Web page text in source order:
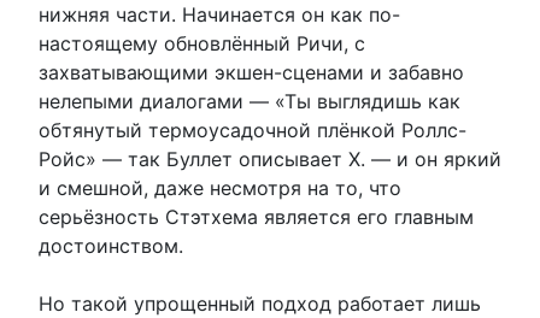
нижняя части. Начинается он как по-
настоящему обновлённый Ричи, с
захватывающими экшен-сценами и забавно
нелепыми диалогами — «Ты выглядишь как
обтянутый термоусадочной плёнкой Роллс-
Ройс» — так Буллет описывает Х. — и он яркий
и смешной, даже несмотря на то, что
серьёзность Стэтхема является его главным
достоинством.
Но такой упрощенный подход работает лишь